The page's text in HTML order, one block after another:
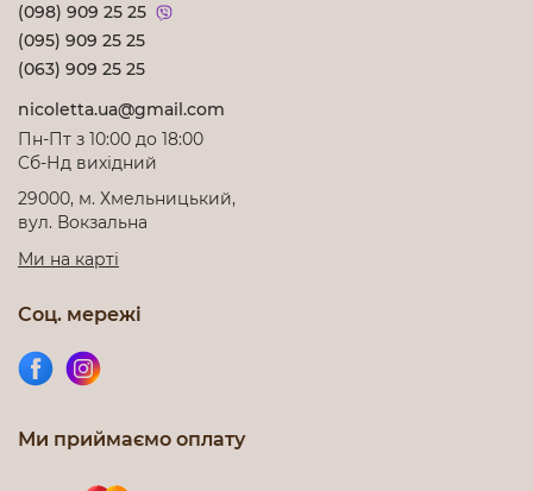
(098) 909 25 25
(095) 909 25 25
(063) 909 25 25
nicoletta.ua@gmail.com
Пн-Пт з 10:00 до 18:00
Cб-Нд вихідний
29000, м. Хмельницький,
вул. Вокзальна
Ми на карті
Соц. мережі
Ми приймаємо оплату